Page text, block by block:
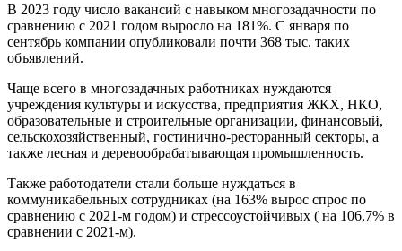
В 2023 году число вакансий с навыком многозадачности по
сравнению с 2021 годом выросло на 181%. С января по
сентябрь компании опубликовали почти 368 тыс. таких
объявлений.
Чаще всего в многозадачных работниках нуждаются
учреждения культуры и искусства, предприятия ЖКХ, НКО,
образовательные и строительные организации, финансовый,
сельскохозяйственный, гостинично-ресторанный секторы, а
также лесная и деревообрабатывающая промышленность.
Также работодатели стали больше нуждаться в
коммуникабельных сотрудниках (на 163% вырос спрос по
сравнению с 2021-м годом) и стрессоустойчивых ( на 106,7% в
сравнении с 2021-м).